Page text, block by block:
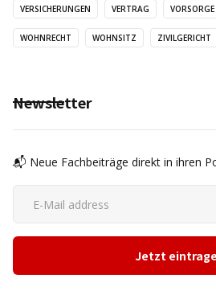
VERSICHERUNGEN VERTRAG VORSORGE
WOHNRECHT WOHNSITZ ZIVILGERICHT
Newsletter
📬 Neue Fachbeiträge direkt in ihren